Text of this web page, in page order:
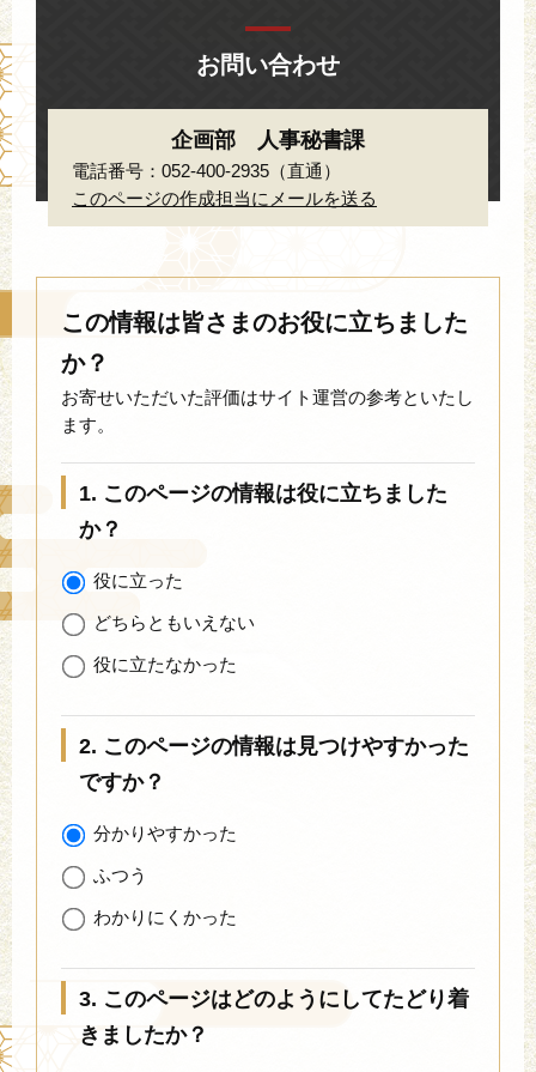
お問い合わせ
企画部 人事秘書課
電話番号：052-400-2935（直通）
このページの作成担当にメールを送る
この情報は皆さまのお役に立ちました
か？
お寄せいただいた評価はサイト運営の参考といたし
ます。
1. このページの情報は役に立ちました
か？
役に立った
どちらともいえない
役に立たなかった
2. このページの情報は見つけやすかった
ですか？
分かりやすかった
ふつう
わかりにくかった
3. このページはどのようにしてたどり着
きましたか？